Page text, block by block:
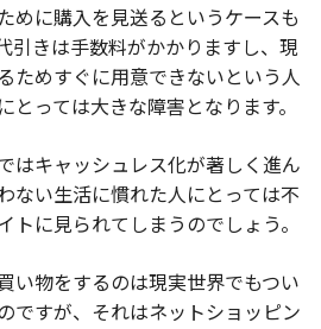
めに購入を見送るというケースも
引きは手数料がかかりますし、現
ためすぐに用意できないという人
っては大きな障害となります。
はキャッシュレス化が著しく進ん
ない生活に慣れた人にとっては不
トに見られてしまうのでしょう。
い物をするのは現実世界でもつい
ですが、それはネットショッピン